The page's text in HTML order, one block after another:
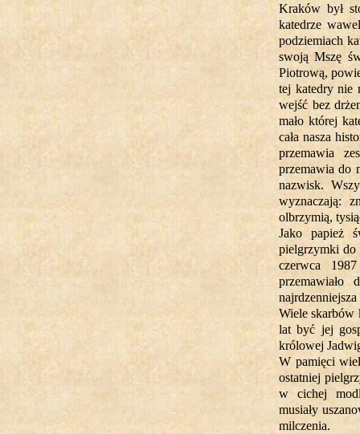
Kraków był
katedrze
podziemiach
swoją Mszę
Piotrową,
tej katedry nie
wejść bez
mało której
cała nasza
przemawia
przemawia do
nazwisk.
wyznaczają:
olbrzymią,
Jako papież
pielgrzymki do
czerwca
Wiele skarbów
lat być jej
królowej
W pamięci
ostatniej
w cichej
musiały
milczenia.